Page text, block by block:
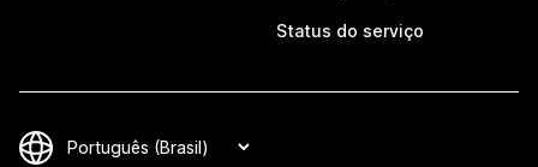
Status do serviço